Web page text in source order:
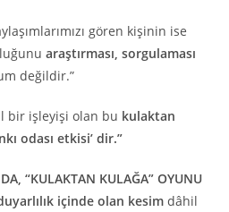
gören kişinin ise
araştırması, sorgulaması
değildir.”
bir işleyişi olan bu kulaktan
odası etkisi’ dir.”
“KULAKTAN KULAĞA” OYUNU
içinde olan kesim dâhil